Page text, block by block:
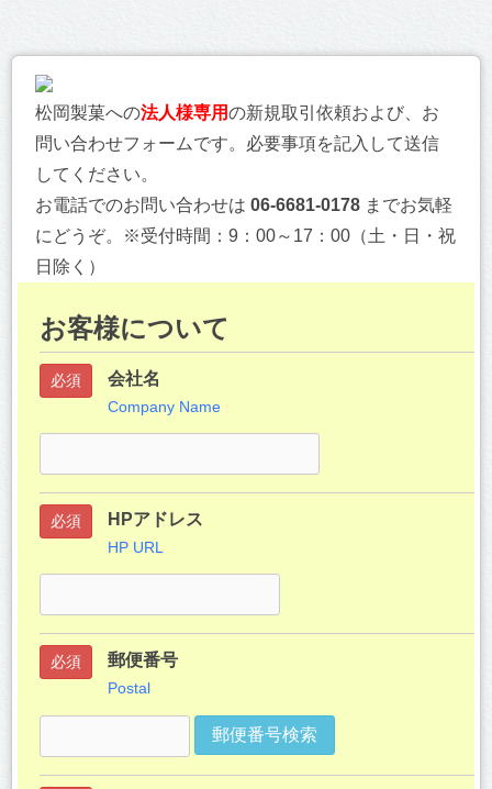
松岡製菓への法人様専用の新規取引依頼および、お
問い合わせフォームです。必要事項を記入して送信
してください。
お電話でのお問い合わせは06-6681-0178 までお気軽
にどうぞ。※受付時間：9：00～17：00（土・日・祝
日除く）
お客様について
必須 会社名
Company Name
必須 HPアドレス
HP URL
必須 郵便番号
Postal
郵便番号検索